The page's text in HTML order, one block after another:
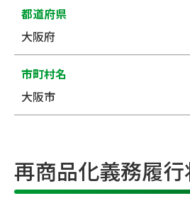
都道府県
大阪府
市町村名
大阪市
再商品化義務履